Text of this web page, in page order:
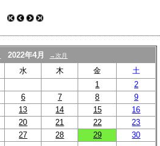
2022年4月 →次月
水 木 金
土
1
2
6 7 8
9
13 14 15
16
20 21 22
23
27 28 29 30